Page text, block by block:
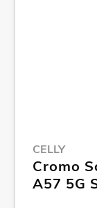
CELLY
Cromo
A57 5G